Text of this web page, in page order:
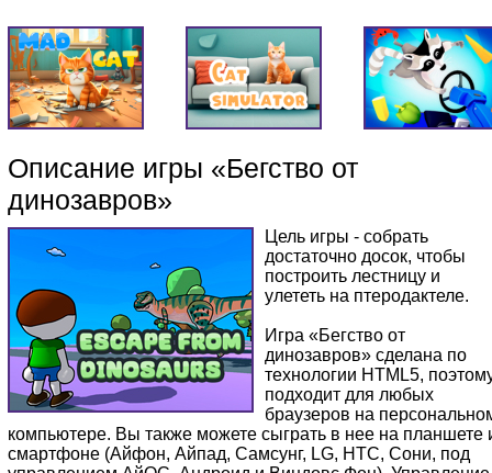
Описание игры «Бегство от
динозавров»
Цель игры - собрать
достаточно досок, чтобы
построить лестницу и
улететь на птеродактеле.
Игра «Бегство от
динозавров» сделана по
технологии HTML5,
подходит для любых
браузеров на
компьютере. Вы также можете сыграть в нее на планшете
смартфоне (Айфон, Айпад, Самсунг, LG, HTC, Сони, под